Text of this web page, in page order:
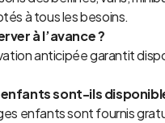
à tous les besoins.
à l’avance ?
anticipée garantit
enfants sont-ils
enfants sont fournis